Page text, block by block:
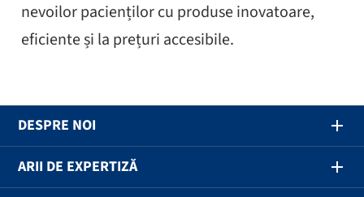
nevoilor pacienților cu produse inovatoare,
eficiente și la prețuri accesibile.
DESPRE NOI
ARII DE EXPERTIZĂ